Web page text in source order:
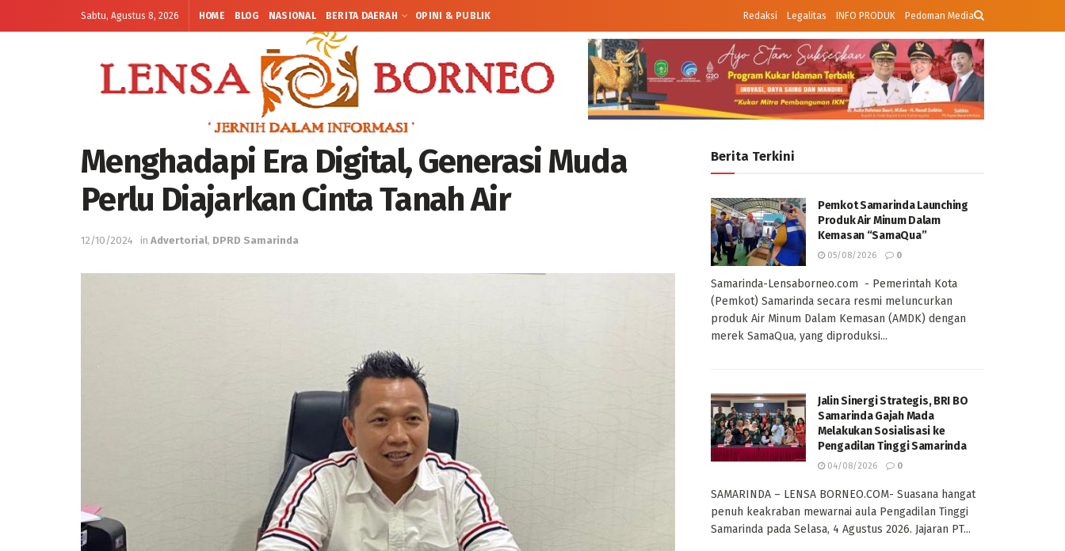
Sabtu, Agustus 8, 2026 HOME BLOG NASIONAL BERITA DAERAH OPINI & PUBLIK Redaksi Legalitas INFO PRODUK Pedoman Media
Menghadapi Era Digital, Generasi Muda
Perlu Diajarkan Cinta Tanah Air
12/10/2024 in Advertorial, DPRD Samarinda
Berita Terkini
Pemkot Samarinda Launching
Produk Air Minum Dalam
Kemasan “SamaQua”
05/08/2026 0
Samarinda-Lensaborneo.com - Pemerintah Kota
(Pemkot) Samarinda secara resmi meluncurkan
produk Air Minum Dalam Kemasan (AMDK) dengan
merek SamaQua, yang diproduksi...
Jalin Sinergi Strategis, BRI BO
Samarinda Gajah Mada
Melakukan Sosialisasi ke
Pengadilan Tinggi Samarinda
04/08/2026 0
SAMARINDA – LENSA BORNEO.COM- Suasana hangat
penuh keakraban mewarnai aula Pengadilan Tinggi
Samarinda pada Selasa, 4 Agustus 2026. Jajaran PT...